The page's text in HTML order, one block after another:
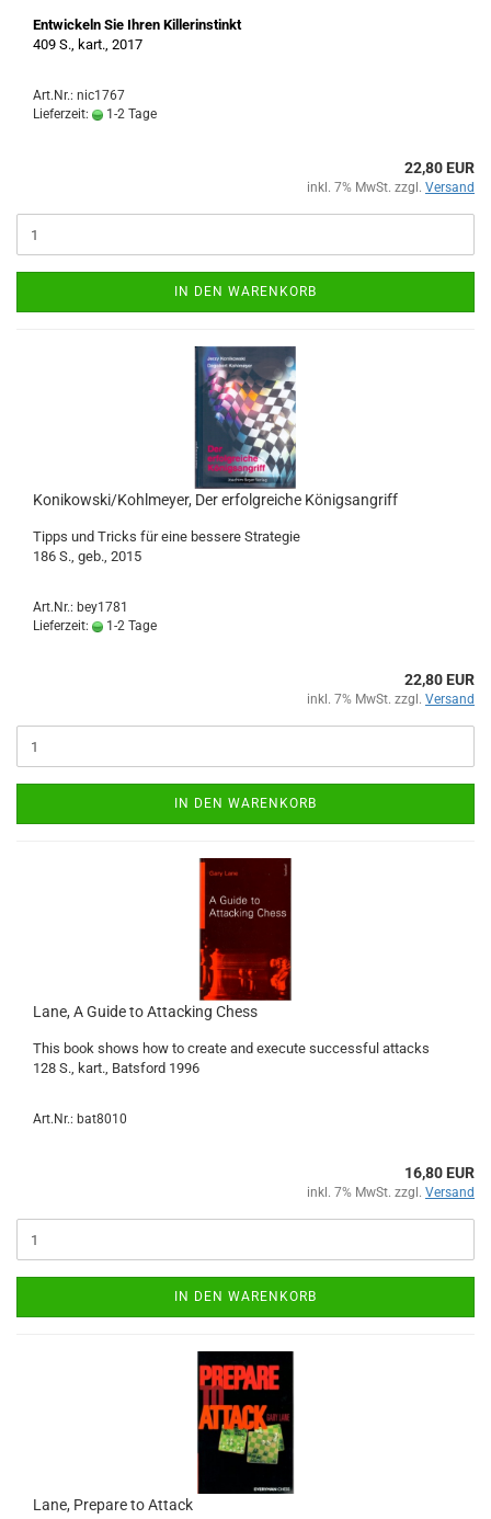
Entwickeln Sie Ihren Killerinstinkt
409 S., kart., 2017
Art.Nr.: nic1767
Lieferzeit:
1-2 Tage
22,80 EUR
inkl. 7% MwSt. zzgl. Versand
IN DEN WARENKORB
Konikowski/Kohlmeyer, Der erfolgreiche Königsangriff
Tipps und Tricks für eine bessere Strategie
186 S., geb., 2015
Art.Nr.: bey1781
Lieferzeit:
1-2 Tage
22,80 EUR
inkl. 7% MwSt. zzgl. Versand
IN DEN WARENKORB
Lane, A Guide to Attacking Chess
This book shows how to create and execute successful attacks
128 S., kart., Batsford 1996
Art.Nr.: bat8010
16,80 EUR
inkl. 7% MwSt. zzgl. Versand
IN DEN WARENKORB
Lane, Prepare to Attack